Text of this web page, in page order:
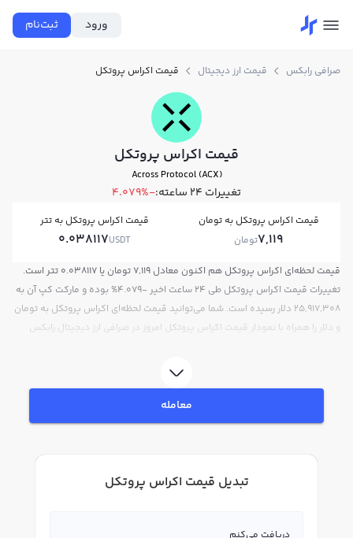
ورود ثبت‌نام
صرافی رابکس قیمت ارز دیجیتال قیمت اکراس پروتکل
قیمت اکراس پروتکل
Across Protocol (ACX)
تغییرات ۲۴ ساعته: -4.079%
قیمت اکراس پروتکل به تومان
7,119تومان
قیمت اکراس پروتکل به تتر
0.038117USDT
قیمت لحظه‌ای اکراس پروتکل هم اکنون معادل 7,119 تومان یا 0.038117 تتر است.
تغییرات قیمت اکراس پروتکل طی 24 ساعت اخیر -4.079% بوده و مارکت کپ آن به
25,917,308 دلار رسیده است. شما می‌توانید قیمت لحظه‌ای اکراس پروتکل به تومان
و دلار را همراه با نمودار قیمت اکراس پروتکل امروز در صرافی ارز دیجیتال رابکس
معامله
تبدیل قیمت اکراس پروتکل